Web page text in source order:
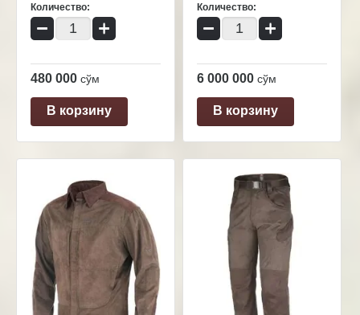
Количество:
− +
480 000 сўм
В корзину
Количество:
− +
6 000 000 сўм
В корзину